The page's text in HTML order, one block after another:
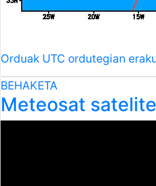
Orduak UTC ordutegian
BEHAKETA
Meteosat